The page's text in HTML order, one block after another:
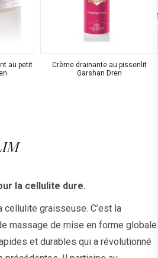
au petit
Crème drainante au pissenlit
Garshan Dren
la cellulite dure.
cellulite graisseuse. C’est la
massage de mise en forme globale
et durables qui a révolutionné